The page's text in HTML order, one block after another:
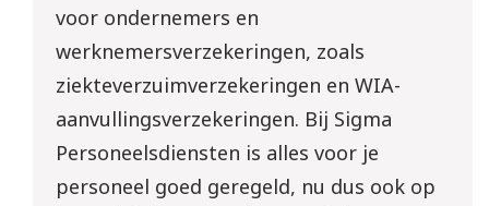
voor ondernemers en
werknemersverzekeringen, zoals
ziekteverzuimverzekeringen en WIA-
aanvullingsverzekeringen. Bij Sigma
Personeelsdiensten is alles voor je
personeel goed geregeld, nu dus ook op